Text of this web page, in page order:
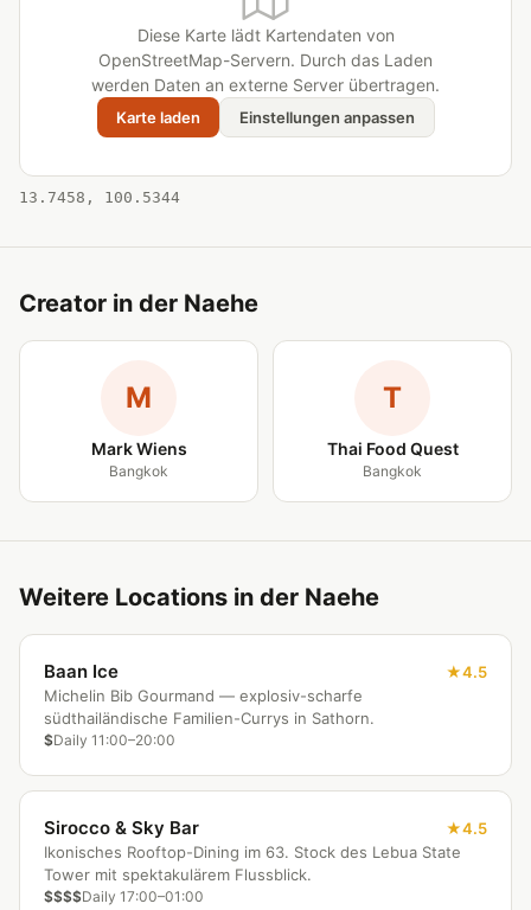
Diese Karte lädt Kartendaten von
OpenStreetMap-Servern. Durch das Laden
werden Daten an externe Server übertragen.
Karte laden Einstellungen anpassen
13.7458, 100.5344
Creator in der Naehe
M
Mark Wiens
Bangkok
T
Thai Food Quest
Bangkok
Weitere Locations in der Naehe
Baan Ice
4.5
Michelin Bib Gourmand — explosiv-scharfe
südthailändische Familien-Currys in Sathorn.
$Daily 11:00–20:00
Sirocco & Sky Bar
4.5
Ikonisches Rooftop-Dining im 63. Stock des Lebua State
Tower mit spektakulärem Flussblick.
$$$$Daily 17:00–01:00